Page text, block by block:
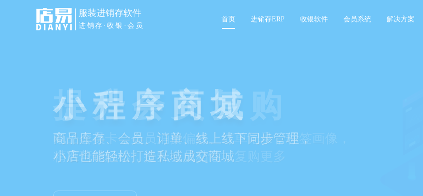
服装进销存软件
进销存·收银·会员
首页 进销存ERP 收银软件 会员系统 解决方案
小程序商城
商品库存、会员、订单、线上线下同步管理，
小店也能轻松打造私域成交商城